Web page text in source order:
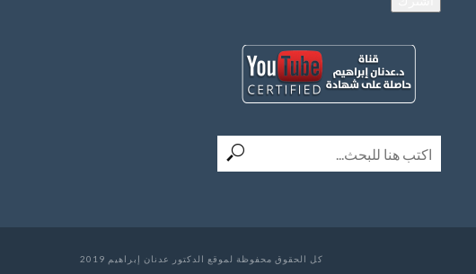
كل الحقوق محفوظة لموقع الدكتور عدنان إبراهيم 2019